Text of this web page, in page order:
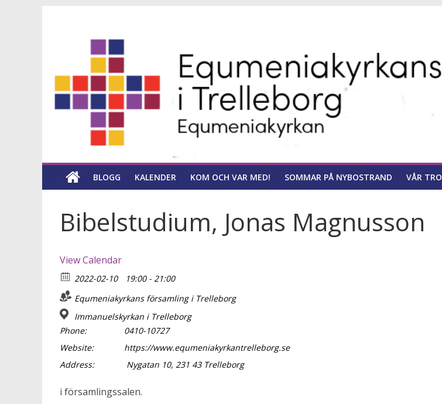
Equmeniakyrkans
församling
i
Trelleborg
kyrka
för
BLOGG KALENDER KOM OCH VAR MED! SOMMAR PÅ NYBOSTRAND VÅR TRO
Bibelstudium, Jonas Magnusson
View Calendar
2022-02-10
19:00 - 21:00
Equmeniakyrkans församling i Trelleborg
Immanuelskyrkan i Trelleborg
Phone:
0410-10727
Website:
https://www.equmeniakyrkantrelleborg.se
Address:
Nygatan 10, 231 43 Trelleborg
i församlingssalen.